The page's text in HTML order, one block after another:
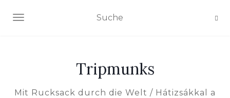
NAVIGATION EIN-/AUSSCHALTEN
Tripmunks
Mit Rucksack durch die Welt / Hátizsákkal a